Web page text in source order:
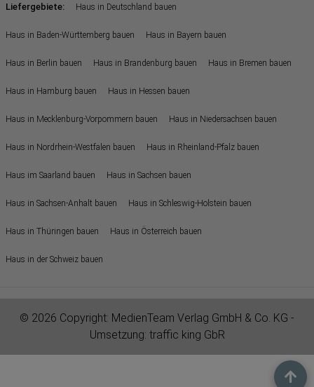
Liefergebiete: Haus in Deutschland bauen
Haus in Baden-Württemberg bauen Haus in Bayern bauen
Haus in Berlin bauen Haus in Brandenburg bauen Haus in Bremen bauen
Haus in Hamburg bauen Haus in Hessen bauen
Haus in Mecklenburg-Vorpommern bauen Haus in Niedersachsen bauen
Haus in Nordrhein-Westfalen bauen Haus in Rheinland-Pfalz bauen
Haus im Saarland bauen Haus in Sachsen bauen
Haus in Sachsen-Anhalt bauen Haus in Schleswig-Holstein bauen
Haus in Thüringen bauen Haus in Österreich bauen
Haus in der Schweiz bauen
© 2026 Copyright: MedienTeam Verlag GmbH & Co. KG -
Umsetzung: traffic king GbR